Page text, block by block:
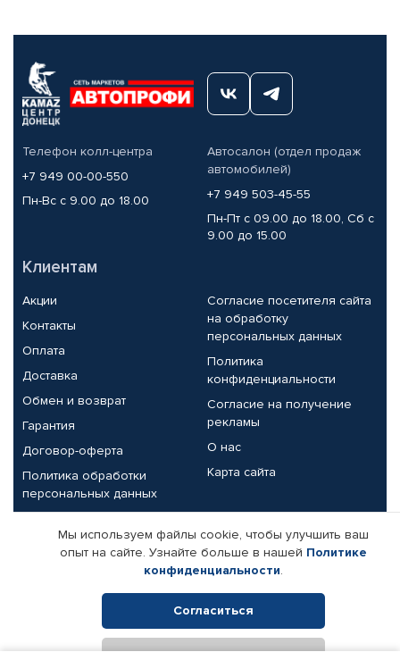
Телефон колл-центра
+7 949 00-00-550
Пн-Вс с 9.00 до 18.00
Автосалон (отдел продаж
автомобилей)
+7 949 503-45-55
Пн-Пт с 09.00 до 18.00, Сб с
9.00 до 15.00
Клиентам
Акции
Контакты
Оплата
Доставка
Обмен и возврат
Гарантия
Договор-оферта
Политика обработки
персональных данных
Согласие посетителя сайта
на обработку
персональных данных
Политика
конфиденциальности
Согласие на получение
рекламы
О нас
Карта сайта
Партнерам
Корпоративным клиентам
Поставщикам
Реквизиты компании
Мы используем файлы cookie, чтобы улучшить ваш
опыт на сайте. Узнайте больше в нашей Политике
конфиденциальности.
Согласиться